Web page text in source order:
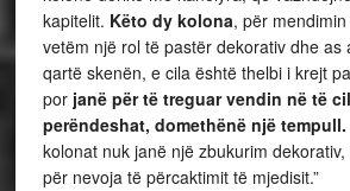
kapitelit. Këto dy kolona, për
vetëm një rol të pastër dekorativ dhe as
qartë skenën, e cila është thelbi i krejt
por janë për të treguar vendin në të
perëndeshat, domethënë një tempull.
kolonat nuk janë një zbukurim
për nevoja të përcaktimit të mjedisit.”